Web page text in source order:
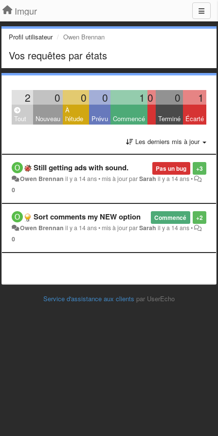
Imgur
Profil utilisateur Owen Brennan
Vos requêtes par états
2 0 0 0 1 0 0 1
Tout Nouveau
À
l'étude
Prévu Commencé Terminé Écarté
Les derniers mis à jour
+3
Pas un bug
Still getting ads with sound.
Owen Brennan il y a 14 ans• mis à jour parSarah il y a 14 ans•
0
+2
Commencé
Sort comments my NEW option
Owen Brennan il y a 14 ans• mis à jour parSarah il y a 14 ans•
0
Service d'assistance aux clients par UserEcho